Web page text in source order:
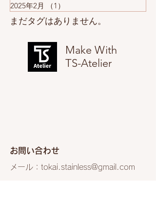
2025年2月
（1）
まだタグはありません。
Make With
TS-Atelier
​お問い合わせ
メール： tokai.stainless@gmail.com